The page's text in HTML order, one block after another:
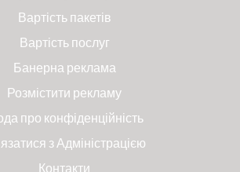
Вартість пакетів
Вартість послуг
Банерна реклама
Розмістити рекламу
про конфіденційність
з Адміністрацією
Контакти